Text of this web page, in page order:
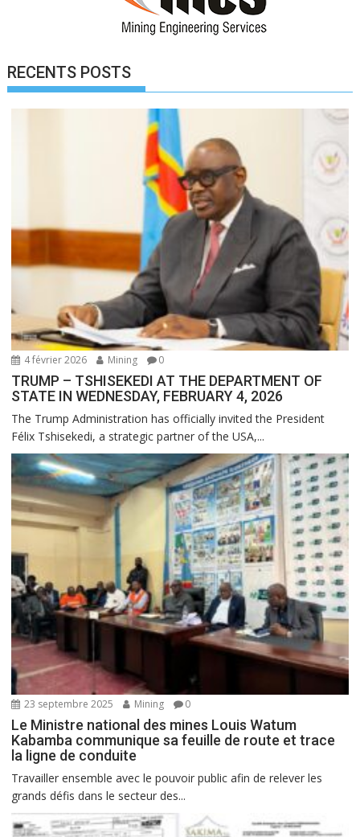
RECENTS POSTS
4 février 2026 Mining 0
TRUMP – TSHISEKEDI AT THE DEPARTMENT OF
STATE IN WEDNESDAY, FEBRUARY 4, 2026
The Trump Administration has officially invited the President
Félix Tshisekedi, a strategic partner of the USA,...
23 septembre 2025 Mining 0
Le Ministre national des mines Louis Watum
Kabamba communique sa feuille de route et trace
la ligne de conduite
Travailler ensemble avec le pouvoir public afin de relever les
grands défis dans le secteur des...